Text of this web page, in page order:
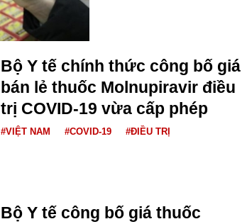
Bộ Y tế chính thức công bố giá
bán lẻ thuốc Molnupiravir điều
trị COVID-19 vừa cấp phép
#VIỆT NAM #COVID-19 #ĐIỀU TRỊ
Bộ Y tế công bố giá thuốc